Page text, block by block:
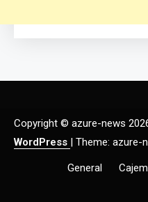
Copyright © azure-news
WordPress | Theme: azure-
General